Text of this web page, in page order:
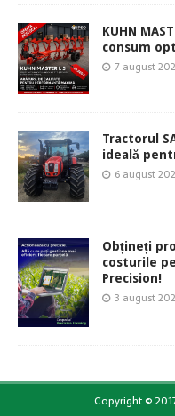
KUHN
consum
7 august
Tractorul
ideală
6 august
Obțineți
costurile
Precision!
3 august
Copyright ©